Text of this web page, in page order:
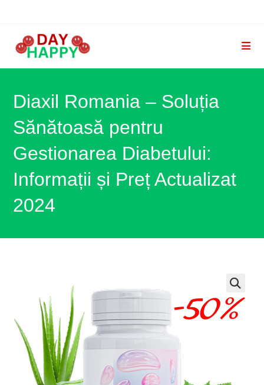
Diaxil Romania – Soluția
Sănătoasă pentru
Gestionarea Diabetului:
Informații și Preț Actualizat
2024